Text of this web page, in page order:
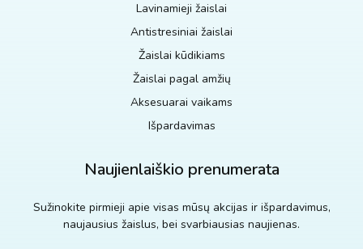
Lavinamieji žaislai
Antistresiniai žaislai
Žaislai kūdikiams
Žaislai pagal amžių
Aksesuarai vaikams
Išpardavimas
Naujienlaiškio prenumerata
Sužinokite pirmieji apie visas mūsų akcijas ir išpardavimus,
naujausius žaislus, bei svarbiausias naujienas.